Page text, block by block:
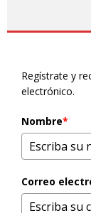
Regístrate y
electrónico.
Nombre*
Correo